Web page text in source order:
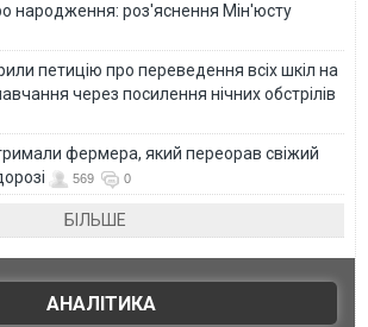
народження: роз'яснення Мін'юсту
петицію про переведення всіх шкіл на
через посилення нічних обстрілів
фермера, який переорав свіжий
569 0
БІЛЬШЕ
АНАЛІТИКА